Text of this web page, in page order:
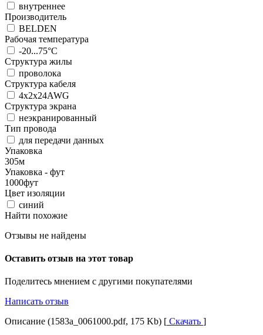
внутреннеe
Производитель
BELDEN
Рабочая температура
-20...75°C
Структура жилы
проволока
Структура кабеля
4x2x24AWG
Структура экрана
неэкранированный
Тип провода
для передачи данных
Упаковка
305м
Упаковка - фут
1000фут
Цвет изоляции
синий
Найти похожие
Отзывы не найдены
Оставить отзыв на этот товар
Поделитесь мнением с другими покупателями
Написать отзыв
Описание (1583a_0061000.pdf, 175 Kb) [ Скачать ]